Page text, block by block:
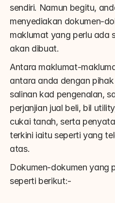
sendiri. Namun begitu,
menyediakan dokumen-
maklumat yang perlu ada
akan dibuat.
Antara maklumat-
antara anda dengan
salinan kad pengenalan,
perjanjian jual beli, bil
cukai tanah, serta
terkini iaitu seperti yang
atas.
Dokumen-dokumen yang
seperti berikut:-